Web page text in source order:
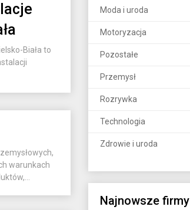
Biała to
warunkach
Moda i uroda
Motoryzacja
Pozostałe
Przemysł
Rozrywka
Technologia
Zdrowie i uroda
Najnowsze firmy